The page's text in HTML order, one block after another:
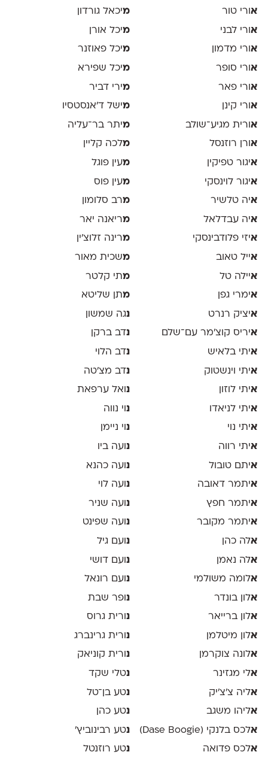
אורי טור
אורי לבני
אורי מדמון
אורי סופר
אורי פאר
אורי קינן
אורית מגיע־שולב
אורן רוזנסל
איגור טפיקין
איגור לוינסקי
איה טלשיר
איה עבדלאל
איזי פלודבינסקי
אייל טאוב
איילה טל
אימרי גפן
איציק רנרט
איריס קוצ׳מר עם־שלם
איתי בלאיש
איתי וינשטוק
איתי לוזון
איתי לניאדו
איתי נוי
איתי רווה
איתם טובול
איתמר דאובה
איתמר חפץ
איתמר מקובר
אלה כהן
אלה נאמן
אלומה משולמי
אלון בונדר
אלון ברייאר
אלון מיטלמן
אלונה צוקרמן
אלי מגזינר
אליה צ׳צ׳יק
אליהו משגב
אלכס בלנקי (Dase Boogie)
אלכס פדואה
מיכאל גורדון
מיכל אורן
מיכל פאוזנר
מיכל שפירא
מירי דביר
מישל ד׳אנסטסיו
מיתר בר־עליה
מלכה קליין
מעין פוגל
מעין פוס
מרב סלומון
מריאנה יאר
מרינה זלוצ׳ין
משכית מאור
מתי קלטר
מתן שליטא
נגה שמשון
נדב ברקן
נדב הלוי
נדב מצ׳טה
נ ואל ערפאת
נ וי נווה
נוי ניימן
נ ועה ביו
נועה כהנא
נ ועה לוי
נ ועה שניר
נועה שפינט
נ ועם גיל
נועם דושי
נ ועם רונאל
נ ופר שבת
נורית גרוס
נ ורית גרינברג
נורית קוניאק
נטלי שקד
נטע בן־טל
נטע כהן
נטע רבינוביץ׳
נטע רוזנטל